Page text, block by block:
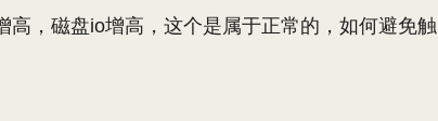
，磁盘io增高，这个是属于正常的，如何避免触